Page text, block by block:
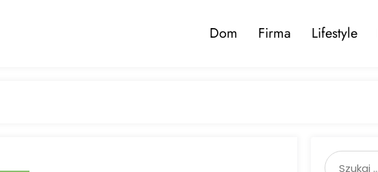
Dom Firma Lifestyle